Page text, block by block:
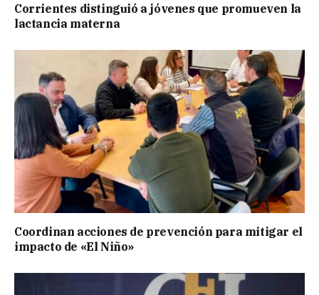
Corrientes distinguió a jóvenes que promueven la
lactancia materna
Coordinan acciones de prevención para mitigar el
impacto de «El Niño»